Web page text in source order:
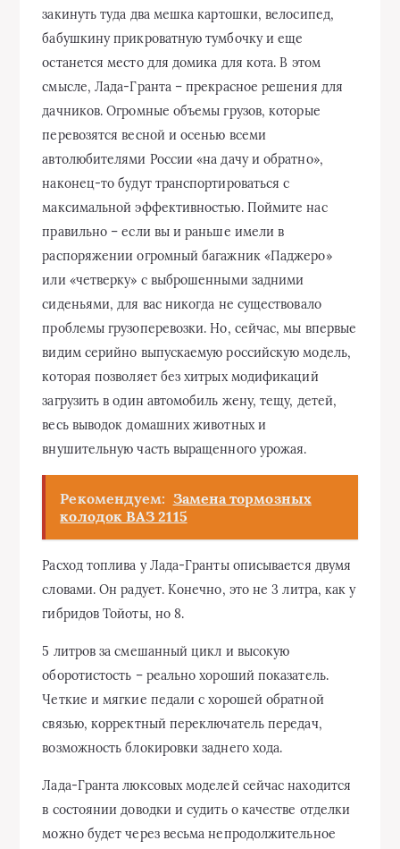
закинуть туда два мешка картошки, велосипед,
бабушкину прикроватную тумбочку и еще
останется место для домика для кота. В этом
смысле, Лада-Гранта – прекрасное решения для
дачников. Огромные объемы грузов, которые
перевозятся весной и осенью всеми
автолюбителями России «на дачу и обратно»,
наконец-то будут транспортироваться с
максимальной эффективностью. Поймите нас
правильно – если вы и раньше имели в
распоряжении огромный багажник «Паджеро»
или «четверку» с выброшенными задними
сиденьями, для вас никогда не существовало
проблемы грузоперевозки. Но, сейчас, мы впервые
видим серийно выпускаемую российскую модель,
которая позволяет без хитрых модификаций
загрузить в один автомобиль жену, тещу, детей,
весь выводок домашних животных и
внушительную часть выращенного урожая.
Рекомендуем: Замена тормозных
колодок ВАЗ 2115
Расход топлива у Лада-Гранты описывается двумя
словами. Он радует. Конечно, это не 3 литра, как у
гибридов Тойоты, но 8.
5 литров за смешанный цикл и высокую
оборотистость – реально хороший показатель.
Четкие и мягкие педали с хорошей обратной
связью, корректный переключатель передач,
возможность блокировки заднего хода.
Лада-Гранта люксовых моделей сейчас находится
в состоянии доводки и судить о качестве отделки
можно будет через весьма непродолжительное